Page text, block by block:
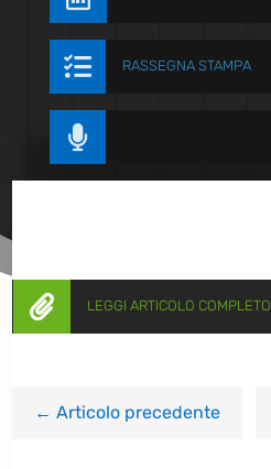
 RASSEGNA STAMPA

 LEGGI ARTICOLO COMPLETO
←Articolo precedente